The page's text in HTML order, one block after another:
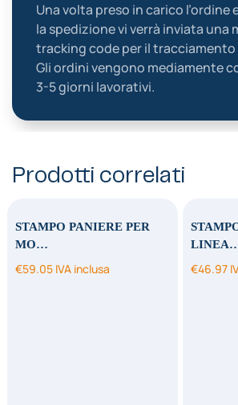
Una volta preso in carico l’ordine
la spedizione vi verrà inviata una
tracking code per il tracciamento
Gli ordini vengono mediamente
3-5 giorni lavorativi.
Prodotti correlati
STAMPO PANIERE PER
MO…
€59.05 IVA inclusa €46.97